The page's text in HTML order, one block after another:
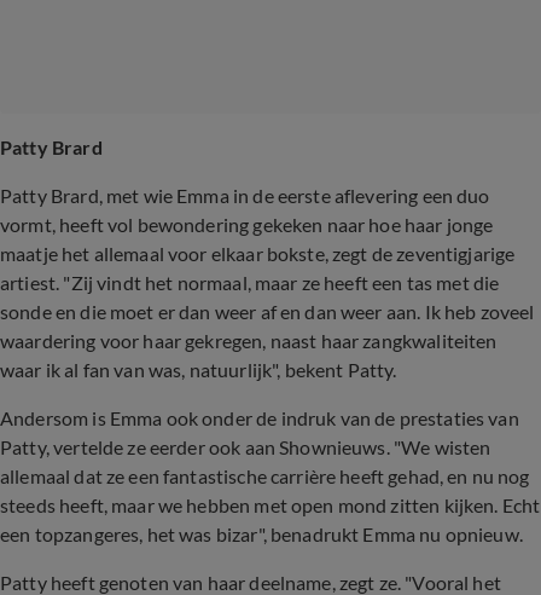
Patty Brard
Patty Brard, met wie Emma in de eerste aflevering een duo
vormt, heeft vol bewondering gekeken naar hoe haar jonge
maatje het allemaal voor elkaar bokste, zegt de zeventigjarige
artiest. "Zij vindt het normaal, maar ze heeft een tas met die
sonde en die moet er dan weer af en dan weer aan. Ik heb zoveel
waardering voor haar gekregen, naast haar zangkwaliteiten
waar ik al fan van was, natuurlijk", bekent Patty.
Andersom is Emma ook onder de indruk van de prestaties van
Patty, vertelde ze eerder ook aan Shownieuws. "We wisten
allemaal dat ze een fantastische carrière heeft gehad, en nu nog
steeds heeft, maar we hebben met open mond zitten kijken. Echt
een topzangeres, het was bizar", benadrukt Emma nu opnieuw.
Patty heeft genoten van haar deelname, zegt ze. "Vooral het